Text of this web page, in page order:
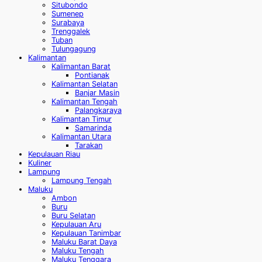
Situbondo
Sumenep
Surabaya
Trenggalek
Tuban
Tulungagung
Kalimantan
Kalimantan Barat
Pontianak
Kalimantan Selatan
Banjar Masin
Kalimantan Tengah
Palangkaraya
Kalimantan Timur
Samarinda
Kalimantan Utara
Tarakan
Kepulauan Riau
Kuliner
Lampung
Lampung Tengah
Maluku
Ambon
Buru
Buru Selatan
Kepulauan Aru
Kepulauan Tanimbar
Maluku Barat Daya
Maluku Tengah
Maluku Tenggara